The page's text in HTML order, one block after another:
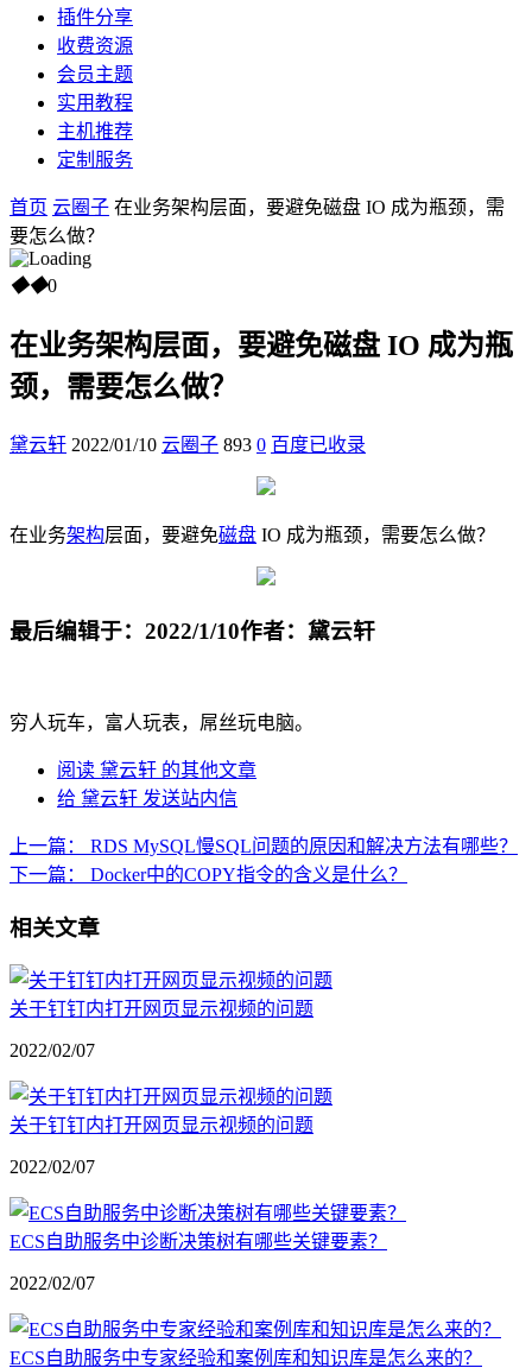
插件分享
收费资源
会员主题
实用教程
主机推荐
定制服务
首页 云圈子 在业务架构层面，要避免磁盘 IO 成为瓶颈，需
要怎么做？
◆◆0
在业务架构层面，要避免磁盘 IO 成为瓶
颈，需要怎么做？
黛云轩 2022/01/10 云圈子 893 0 百度已收录
在业务架构层面，要避免磁盘 IO 成为瓶颈，需要怎么做？
最后编辑于：2022/1/10作者：黛云轩
穷人玩车，富人玩表，屌丝玩电脑。
阅读 黛云轩 的其他文章
给 黛云轩 发送站内信
上一篇：
RDS MySQL慢SQL问题的原因和解决方法有哪些？
下一篇：
Docker中的COPY指令的含义是什么？
相关文章
关于钉钉内打开网页显示视频的问题
2022/02/07
关于钉钉内打开网页显示视频的问题
2022/02/07
ECS自助服务中诊断决策树有哪些关键要素？
2022/02/07
ECS自助服务中专家经验和案例库和知识库是怎么来的？